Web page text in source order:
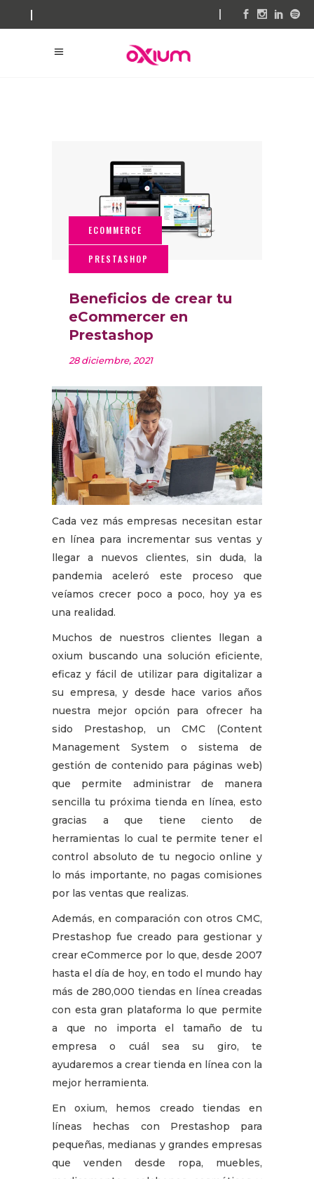
Beneficios de crear tu
eCommercer en
Prestashop
28 diciembre, 2021
Cada vez más empresas necesitan estar
en línea para incrementar sus ventas y
llegar a nuevos clientes, sin duda, la
pandemia aceleró este proceso que
veíamos crecer poco a poco, hoy ya es
una realidad.
Muchos de nuestros clientes llegan a
oxium buscando una solución eficiente,
eficaz y fácil de utilizar para digitalizar a
su empresa, y desde hace varios años
nuestra mejor opción para ofrecer ha
sido Prestashop, un CMC (Content
Management System o sistema de
gestión de contenido para páginas web)
que permite administrar de manera
sencilla tu próxima tienda en línea, esto
gracias a que tiene ciento de
herramientas lo cual te permite tener el
control absoluto de tu negocio online y
lo más importante, no pagas comisiones
por las ventas que realizas.
Además, en comparación con otros CMC,
Prestashop fue creado para gestionar y
crear eCommerce por lo que, desde 2007
hasta el día de hoy, en todo el mundo hay
más de 280,000 tiendas en línea creadas
con esta gran plataforma lo que permite
a que no importa el tamaño de tu
empresa o cuál sea su giro, te
ayudaremos a crear tienda en línea con la
mejor herramienta.
En oxium, hemos creado tiendas en
líneas hechas con Prestashop para
pequeñas, medianas y grandes empresas
que venden desde ropa, muebles,